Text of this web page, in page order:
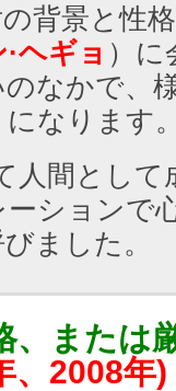
背景と性
ヘギョ ）に
なかで、
なります
人間とし
ションで
ました。
または
、2008年)